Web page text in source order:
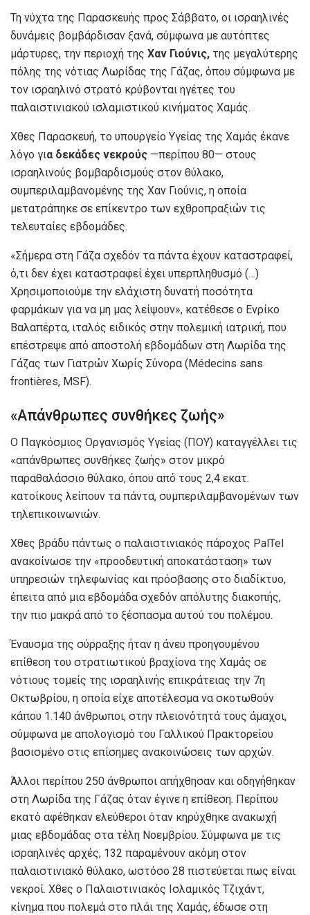
Τη νύχτα της Παρασκευής προς Σάββατο, οι ισραηλινές
δυνάμεις βομβάρδισαν ξανά, σύμφωνα με αυτόπτες
μάρτυρες, την περιοχή της Χαν Γιούνις, της μεγαλύτερης
πόλης της νότιας Λωρίδας της Γάζας, όπου σύμφωνα με
τον ισραηλινό στρατό κρύβονται ηγέτες του
παλαιστινιακού ισλαμιστικού κινήματος Χαμάς.
Χθες Παρασκευή, το υπουργείο Υγείας της Χαμάς έκανε
λόγο για δεκάδες νεκρούς —περίπου 80— στους
ισραηλινούς βομβαρδισμούς στον θύλακο,
συμπεριλαμβανομένης της Χαν Γιούνις, η οποία
μετατράπηκε σε επίκεντρο των εχθροπραξιών τις
τελευταίες εβδομάδες.
«Σήμερα στη Γάζα σχεδόν τα πάντα έχουν καταστραφεί,
ό,τι δεν έχει καταστραφεί έχει υπερπληθυσμό (…)
Χρησιμοποιούμε την ελάχιστη δυνατή ποσότητα
φαρμάκων για να μη μας λείψουν», κατέθεσε ο Ενρίκο
Βαλαπέρτα, ιταλός ειδικός στην πολεμική ιατρική, που
επέστρεψε από αποστολή εβδομάδων στη Λωρίδα της
Γάζας των Γιατρών Χωρίς Σύνορα (Médecins sans
frontières, MSF).
«Απάνθρωπες συνθήκες ζωής»
Ο Παγκόσμιος Οργανισμός Υγείας (ΠΟΥ) καταγγέλλει τις
«απάνθρωπες συνθήκες ζωής» στον μικρό
παραθαλάσσιο θύλακο, όπου από τους 2,4 εκατ.
κατοίκους λείπουν τα πάντα, συμπεριλαμβανομένων των
τηλεπικοινωνιών.
Χθες βράδυ πάντως ο παλαιστινιακός πάροχος PalTel
ανακοίνωσε την «προοδευτική αποκατάσταση» των
υπηρεσιών τηλεφωνίας και πρόσβασης στο διαδίκτυο,
έπειτα από μια εβδομάδα σχεδόν απόλυτης διακοπής,
την πιο μακρά από το ξέσπασμα αυτού του πολέμου.
Έναυσμα της σύρραξης ήταν η άνευ προηγουμένου
επίθεση του στρατιωτικού βραχίονα της Χαμάς σε
νότιους τομείς της ισραηλινής επικράτειας την 7η
Οκτωβρίου, η οποία είχε αποτέλεσμα να σκοτωθούν
κάπου 1.140 άνθρωποι, στην πλειονότητά τους άμαχοι,
σύμφωνα με απολογισμό του Γαλλικού Πρακτορείου
βασισμένο στις επίσημες ανακοινώσεις των αρχών.
Άλλοι περίπου 250 άνθρωποι απήχθησαν και οδηγήθηκαν
στη Λωρίδα της Γάζας όταν έγινε η επίθεση. Περίπου
εκατό αφέθηκαν ελεύθεροι όταν κηρύχθηκε ανακωχή
μιας εβδομάδας στα τέλη Νοεμβρίου. Σύμφωνα με τις
ισραηλινές αρχές, 132 παραμένουν ακόμη στον
παλαιστινιακό θύλακο, ωστόσο 28 πιστεύεται πως είναι
νεκροί. Χθες ο Παλαιστινιακός Ισλαμικός Τζιχάντ,
κίνημα που πολεμά στο πλάι της Χαμάς, έδωσε στη